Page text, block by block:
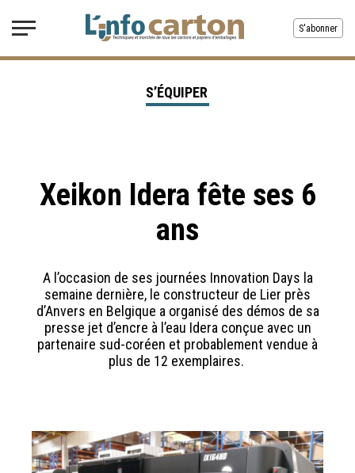
S'abonner
Xeikon Idera fête ses 6
ans
A l’occasion de ses journées Innovation Days la
semaine dernière, le constructeur de Lier près
d’Anvers en Belgique a organisé des démos de sa
presse jet d’encre à l’eau Idera conçue avec un
partenaire sud-coréen et probablement vendue à
plus de 12 exemplaires.
S’ÉQUIPER